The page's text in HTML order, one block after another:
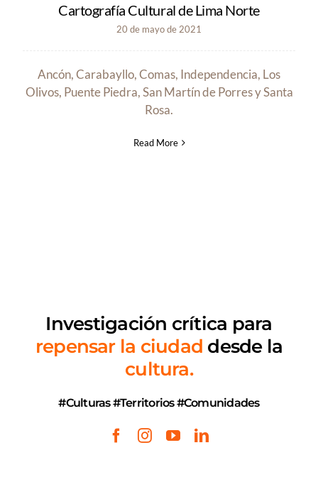
Cartografía Cultural de Lima Norte
20 de mayo de 2021
Ancón, Carabayllo, Comas, Independencia, Los
Olivos, Puente Piedra, San Martín de Porres y Santa
Rosa.
Read More
Investigación crítica para
repensar la ciudad desde la
cultura.
#Culturas #Territorios #Comunidades